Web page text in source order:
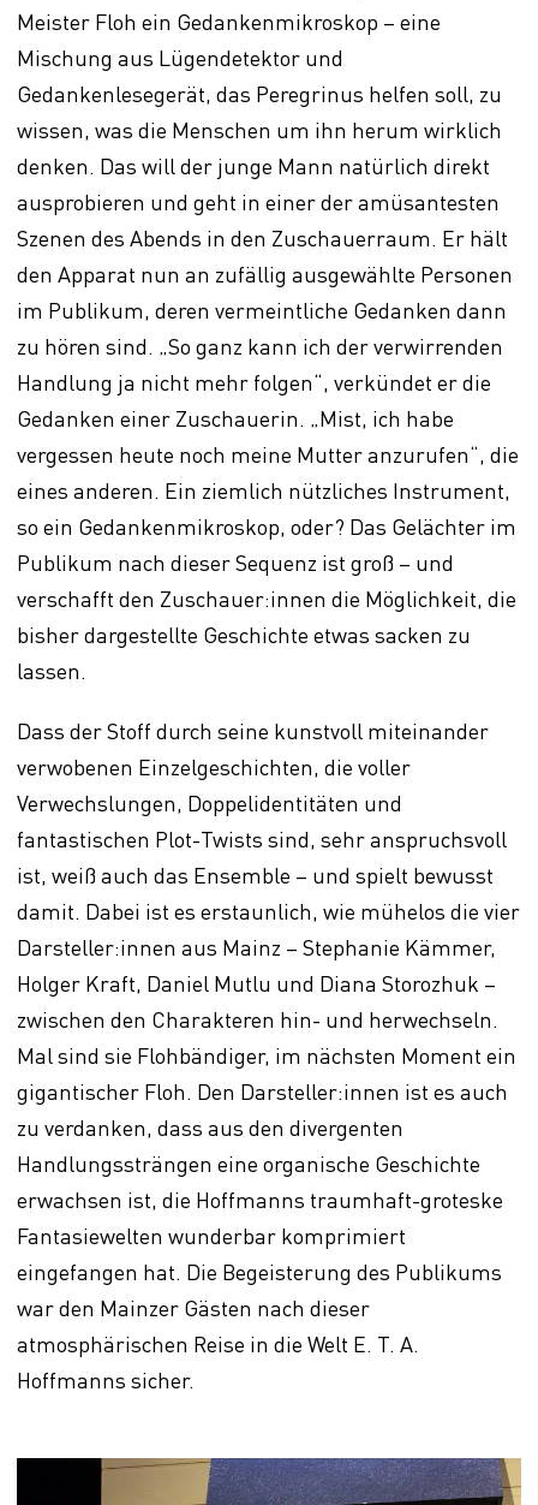
Meister Floh ein Gedankenmikroskop – eine
Mischung aus Lügendetektor und
Gedankenlesegerät, das Peregrinus helfen soll, zu
wissen, was die Menschen um ihn herum wirklich
denken. Das will der junge Mann natürlich direkt
ausprobieren und geht in einer der amüsantesten
Szenen des Abends in den Zuschauerraum. Er hält
den Apparat nun an zufällig ausgewählte Personen
im Publikum, deren vermeintliche Gedanken dann
zu hören sind. „So ganz kann ich der verwirrenden
Handlung ja nicht mehr folgen“, verkündet er die
Gedanken einer Zuschauerin. „Mist, ich habe
vergessen heute noch meine Mutter anzurufen“, die
eines anderen. Ein ziemlich nützliches Instrument,
so ein Gedankenmikroskop, oder? Das Gelächter im
Publikum nach dieser Sequenz ist groß – und
verschafft den Zuschauer:innen die Möglichkeit, die
bisher dargestellte Geschichte etwas sacken zu
lassen.
Dass der Stoff durch seine kunstvoll miteinander
verwobenen Einzelgeschichten, die voller
Verwechslungen, Doppelidentitäten und
fantastischen Plot-Twists sind, sehr anspruchsvoll
ist, weiß auch das Ensemble – und spielt bewusst
damit. Dabei ist es erstaunlich, wie mühelos die vier
Darsteller:innen aus Mainz – Stephanie Kämmer,
Holger Kraft, Daniel Mutlu und Diana Storozhuk –
zwischen den Charakteren hin- und herwechseln.
Mal sind sie Flohbändiger, im nächsten Moment ein
gigantischer Floh. Den Darsteller:innen ist es auch
zu verdanken, dass aus den divergenten
Handlungssträngen eine organische Geschichte
erwachsen ist, die Hoffmanns traumhaft-groteske
Fantasiewelten wunderbar komprimiert
eingefangen hat. Die Begeisterung des Publikums
war den Mainzer Gästen nach dieser
atmosphärischen Reise in die Welt E. T. A.
Hoffmanns sicher.